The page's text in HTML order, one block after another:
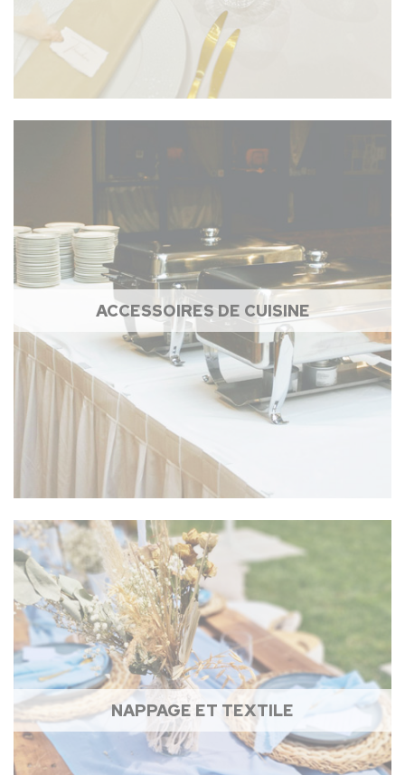
ACCESSOIRES DE CUISINE
NAPPAGE ET TEXTILE